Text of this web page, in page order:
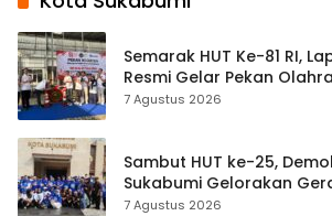
Semarak HUT Ke-81 RI,
Resmi Gelar Pekan
Tradisional
7 Agustus 2026
Sambut HUT ke-25,
Sukabumi Gelorakan
ASRI Lewat Aksi Bersih
7 Agustus 2026